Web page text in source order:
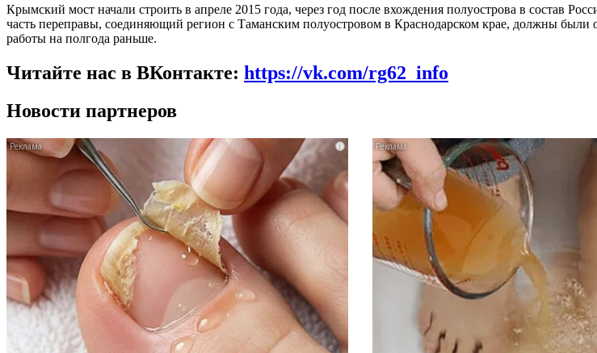
Крымский мост начали строить в апреле 2015 года, через год после вхождения полуострова в состав
часть переправы, соединяющий регион с Таманским полуостровом в Краснодарском крае, должны
работы на полгода раньше.
Читайте нас в ВКонтакте: https://vk.com/rg62_info
Новости партнеров
i